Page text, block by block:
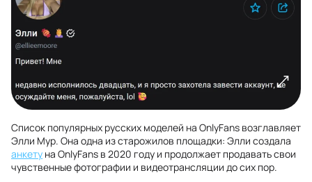
Список популярных русских моделей на OnlyFans возглавляет
Элли Мур. Она одна из старожилов площадки: Элли создала
анкету на OnlyFans в 2020 году и продолжает продавать свои
чувственные фотографии и видеотрансляции до сих пор.